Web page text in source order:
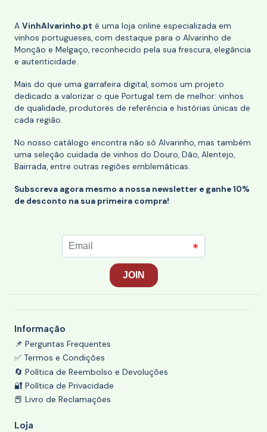
A VinhAlvarinho.pt é uma loja online especializada em
vinhos portugueses, com destaque para o Alvarinho de
Monção e Melgaço, reconhecido pela sua frescura, elegância
e autenticidade.
Mais do que uma garrafeira digital, somos um projeto
dedicado a valorizar o que Portugal tem de melhor: vinhos
de qualidade, produtores de referência e histórias únicas de
cada região.
No nosso catálogo encontra não só Alvarinho, mas também
uma seleção cuidada de vinhos do Douro, Dão, Alentejo,
Bairrada, entre outras regiões emblemáticas.
Subscreva agora mesmo a nossa newsletter e ganhe 10%
de desconto na sua primeira compra!
Informação
📌 Perguntas Frequentes
✅ Termos e Condições
🔄 Política de Reembolso e Devoluções
🔐 Política de Privacidade
📕 Livro de Reclamações
Loja